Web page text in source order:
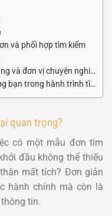
và phối hợp tìm kiếm
và đơn vị chuyên nghiệp
hành trình tìm kiếm người thân
quan trọng?
có một mẫu đơn tìm
đầu không thể thiếu
mất tích? Đơn giản
hành chính mà còn là
tin.